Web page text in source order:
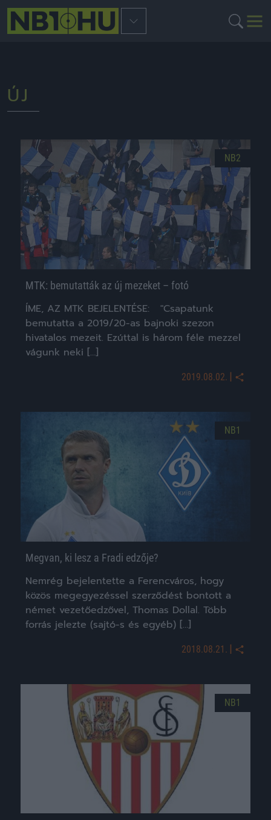
ÚJ
NB2
MTK: bemutatták az új mezeket – fotó
ÍME, AZ MTK BEJELENTÉSE: "Csapatunk
bemutatta a 2019/20-as bajnoki szezon
hivatalos mezeit. Ezúttal is három féle mezzel
vágunk neki […]
2019.08.02. |
NB1
Megvan, ki lesz a Fradi edzője?
Nemrég bejelentette a Ferencváros, hogy
közös megegyezéssel szerződést bontott a
német vezetőedzővel, Thomas Dollal. Több
forrás jelezte (sajtó-s és egyéb) […]
2018.08.21. |
NB1